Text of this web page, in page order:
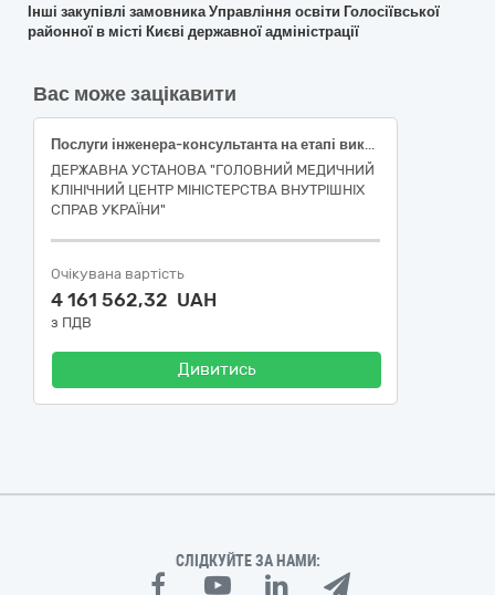
Інші закупівлі замовника Управління освіти Голосіївської
районної в місті Києві державної адміністрації
Вас може зацікавити
Послуги інженера-консультанта на етапі виконання будівельних робіт по об’єкту: "Реконструкція Центрального госпіталю МВС України у складовій частині об’єкта нерухомого майна: Лікувальний корпус на 404 ліжка, Р за адресою: вул. Бердичівська,1 у Шевченківському районі м. Києва під Державну установу «Головний медичний центр Міністерства внутрішніх справ України» у складовій частині об’єкта нерухомого майна: Лікувальний корпус на 404 ліжка, Р» стадія П (Проект). Коригування. ПЕРША та ДРУГА ЧЕРГИ"
ДЕРЖАВНА УСТАНОВА "ГОЛОВНИЙ МЕДИЧНИЙ
КЛІНІЧНИЙ ЦЕНТР МІНІСТЕРСТВА ВНУТРІШНІХ
СПРАВ УКРАЇНИ"
Очікувана вартість
4 161 562,32 UAH
з ПДВ
Дивитись
СЛІДКУЙТЕ ЗА НАМИ: